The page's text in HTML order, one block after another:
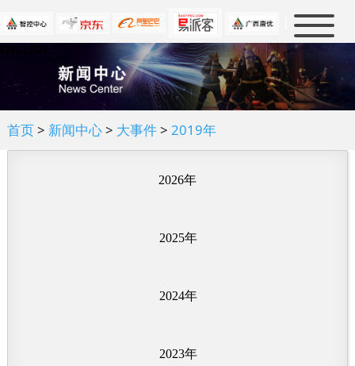
新闻中心
产品中心
消防及救援
解决方案
首页> 新闻中心> 大事件> 2019年
2026年
2025年
2024年
2023年